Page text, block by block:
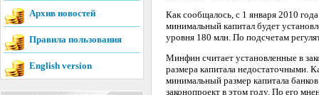
Архив новостей
Правила пользования
English version
Как сообщалось, с 1 января 2010
минимальный капитал будет
уровня 180 млн. По подсчетам
Минфин считает установленные в
размера капитала недостаточными.
минимальный размер капитала
законопроект в этом году. По его